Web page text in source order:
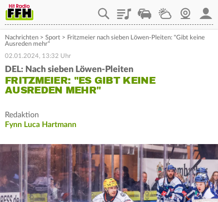
PlaylistStaupilotWetterWebcam
Nachrichten > Sport > Fritzmeier nach sieben Löwen-Pleiten: "Gibt keine
Ausreden mehr"
02.01.2024, 13:32 Uhr
DEL: Nach sieben Löwen-Pleiten
FRITZMEIER: "ES GIBT KEINE
AUSREDEN MEHR"
Redaktion
Fynn Luca Hartmann